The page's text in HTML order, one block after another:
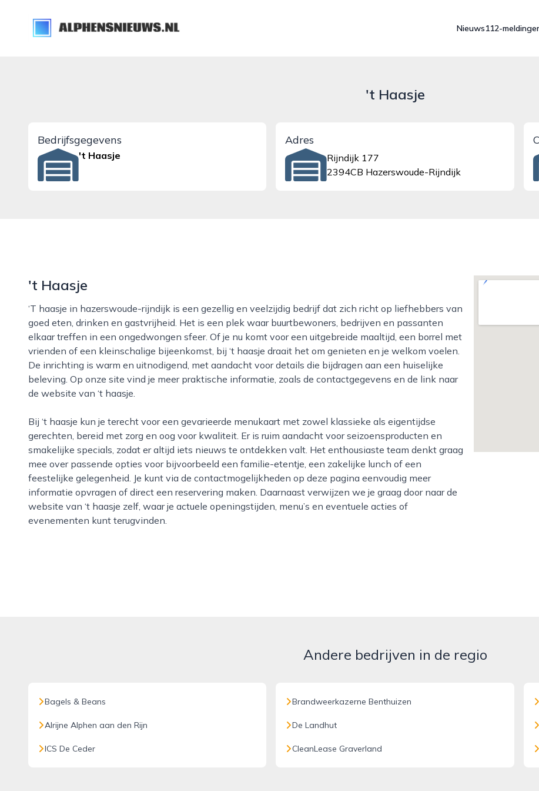
alphensnieuws.nl
Nieuws112-
't Haasje
Bedrijfsgegevens
't Haasje
Adres
Rijndijk 177
2394CB Hazerswoude-Rijndijk
't Haasje
‘t haasje in hazerswoude-rijndijk is een gezellig en veelzijdig bedrijf dat zich richt op liefhebbers van
goed eten, drinken en gastvrijheid. Het is een plek waar buurtbewoners, bedrijven en passanten
elkaar treffen in een ongedwongen sfeer. Of je nu komt voor een uitgebreide maaltijd, een borrel met
vrienden of een kleinschalige bijeenkomst, bij ‘t haasje draait het om genieten en je welkom voelen.
De inrichting is warm en uitnodigend, met aandacht voor details die bijdragen aan een huiselijke
beleving. Op onze site vind je meer praktische informatie, zoals de contactgegevens en de link naar
de website van ‘t haasje.
Bij ‘t haasje kun je terecht voor een gevarieerde menukaart met zowel klassieke als eigentijdse
gerechten, bereid met zorg en oog voor kwaliteit. Er is ruim aandacht voor seizoensproducten en
smakelijke specials, zodat er altijd iets nieuws te ontdekken valt. Het enthousiaste team denkt graag
mee over passende opties voor bijvoorbeeld een familie-etentje, een zakelijke lunch of een
feestelijke gelegenheid. Je kunt via de contactmogelijkheden op deze pagina eenvoudig meer
informatie opvragen of direct een reservering maken. Daarnaast verwijzen we je graag door naar de
website van ‘t haasje zelf, waar je actuele openingstijden, menu’s en eventuele acties of
evenementen kunt terugvinden.
Andere bedrijven in de regio
Bagels & Beans
Alrijne Alphen aan den Rijn
ICS De Ceder
Brandweerkazerne Benthuizen
De Landhut
CleanLease Graverland